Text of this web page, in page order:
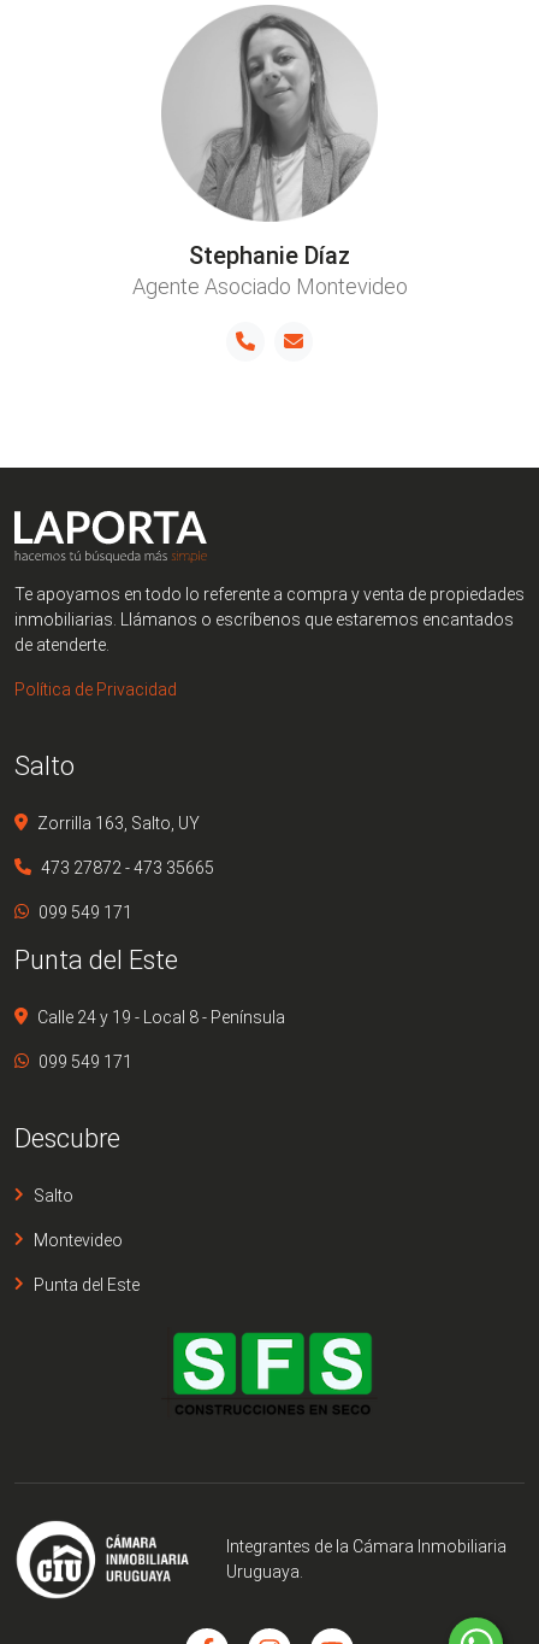
Stephanie Díaz
Agente Asociado Montevideo
Te apoyamos en todo lo referente a compra y venta de propiedades
inmobiliarias. Llámanos o escríbenos que estaremos encantados
de atenderte.
Política de Privacidad
Salto
Zorrilla 163, Salto, UY
473 27872 - 473 35665
099 549 171
Punta del Este
Calle 24 y 19 - Local 8 - Península
099 549 171
Descubre
Salto
Montevideo
Punta del Este
Integrantes de la Cámara Inmobiliaria
Uruguaya.